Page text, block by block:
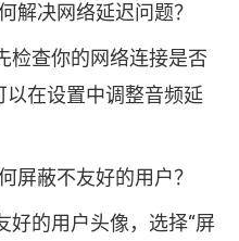
解决网络延迟问题？
检查你的网络连接是否
在设置中调整音频延
屏蔽不友好的用户？
好的用户头像，选择“屏